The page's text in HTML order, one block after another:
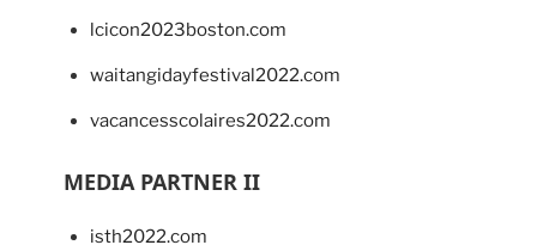
lcicon2023boston.com
waitangidayfestival2022.com
vacancesscolaires2022.com
MEDIA PARTNER II
isth2022.com